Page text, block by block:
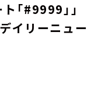
「#9999」」
デイリーニュー